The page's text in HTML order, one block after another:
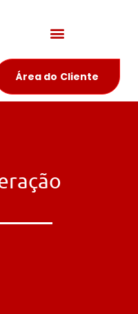
Área do Cliente